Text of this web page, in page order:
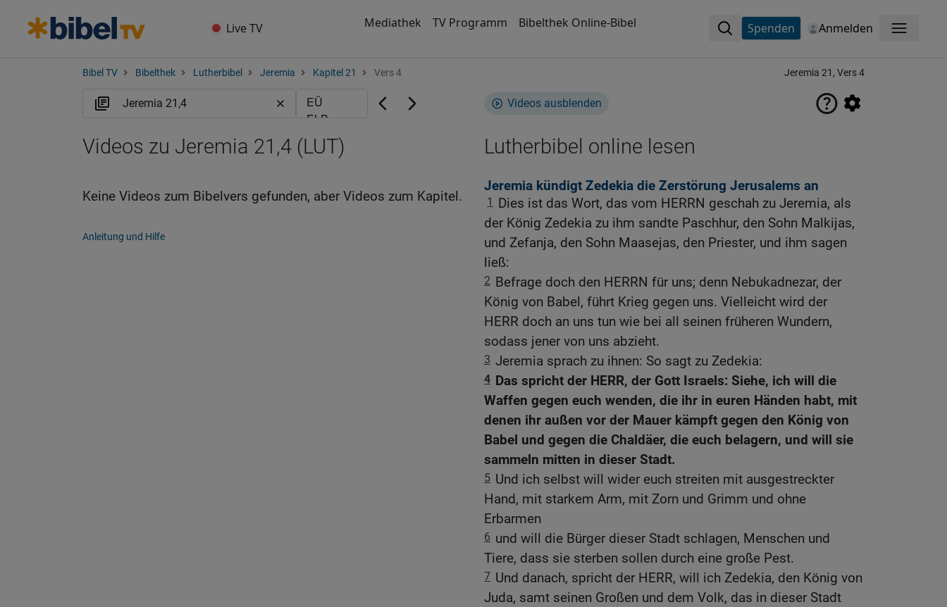
Live TV Mediathek TV Programm Bibelthek Online-Bibel Spenden Anmelden Menü
Bibel TV Bibelthek Lutherbibel Jeremia Kapitel 21 Vers 4 Jeremia 21, Vers 4
Videos ausblenden
Lutherbibel online lesen
Jeremia kündigt Zedekia die Zerstörung Jerusalems an
1
Dies ist das Wort, das vom HERRN geschah zu Jeremia, als
der König Zedekia zu ihm sandte Paschhur, den Sohn Malkijas,
und Zefanja, den Sohn Maasejas, den Priester, und ihm sagen
ließ:
2 Befrage doch den HERRN für uns; denn Nebukadnezar, der
König von Babel, führt Krieg gegen uns. Vielleicht wird der
HERR doch an uns tun wie bei all seinen früheren Wundern,
sodass jener von uns abzieht.
3 Jeremia sprach zu ihnen: So sagt zu Zedekia:
4 Das spricht der HERR, der Gott Israels: Siehe, ich will die
Waffen gegen euch wenden, die ihr in euren Händen habt, mit
denen ihr außen vor der Mauer kämpft gegen den König von
Babel und gegen die Chaldäer, die euch belagern, und will sie
sammeln mitten in dieser Stadt.
5 Und ich selbst will wider euch streiten mit ausgestreckter
Hand, mit starkem Arm, mit Zorn und Grimm und ohne
Erbarmen
6 und will die Bürger dieser Stadt schlagen, Menschen und
Tiere, dass sie sterben sollen durch eine große Pest.
7 Und danach, spricht der HERR, will ich Zedekia, den König von
Juda, samt seinen Großen und dem Volk, das in dieser Stadt
Videos zu Jeremia 21,4 (LUT)
Keine Videos zum Bibelvers gefunden, aber Videos zum Kapitel.
Anleitung und Hilfe